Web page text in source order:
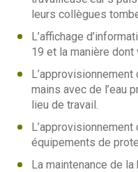
leurs collègues
L’affichage
19 et la manière
mains avec de l’eau
lieu de travail.
équipements de
La maintenance de